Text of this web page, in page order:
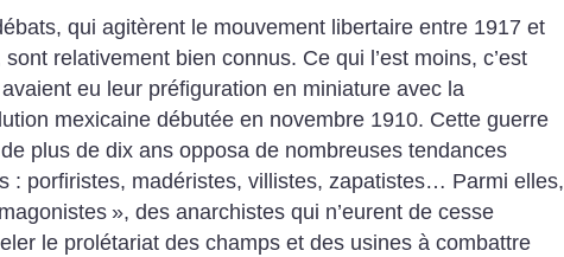
qui agitèrent le mouvement libertaire entre 1917 et
sont relativement bien connus. Ce qui l’est moins, c’est
avaient eu leur préfiguration en miniature avec la
mexicaine débutée en novembre 1910. Cette guerre
plus de dix ans opposa de nombreuses tendances
: porfiristes, madéristes, villistes, zapatistes… Parmi elles,
magonistes », des anarchistes qui n’eurent de cesse
le prolétariat des champs et des usines à combattre